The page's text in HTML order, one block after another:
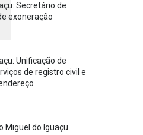
Secretário de
exoneração
Unificação de
de registro civil e
Miguel do Iguaçu